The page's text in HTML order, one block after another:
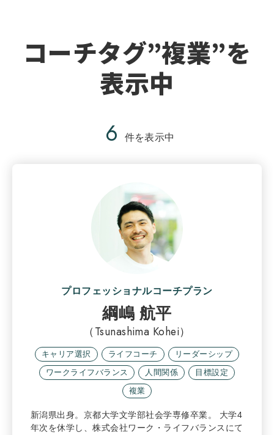
コーチタグ”複業”を
表示中
6 件を表示中
プロフェッショナルコーチプラン
綱嶋 航平
（Tsunashima Kohei）
キャリア選択 ライフコーチ
リーダーシップ
ワークライフバランス
人間関係
目標設定
複業
新潟県出身。京都大学文学部社会学専修卒業。 大学4
年次を休学し、株式会社ワーク・ライフバランスにて